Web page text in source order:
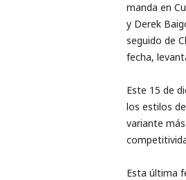
manda en
y Derek
seguido de
fecha,
Este 15 de
los estilos
variante
Esta última